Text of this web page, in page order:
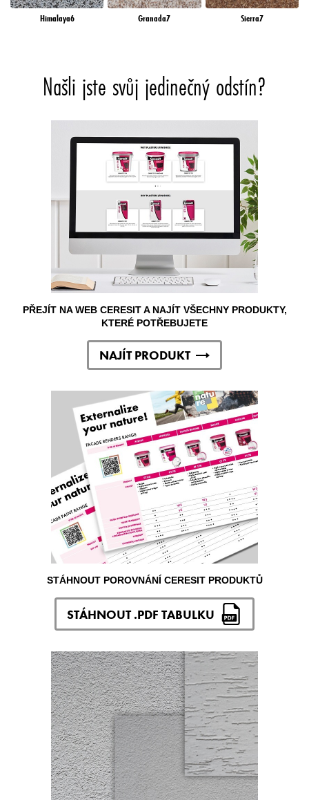
Himalaya6 Granada7 Sierra7
Našli jste svůj jedinečný odstín?
PŘEJÍT NA WEB CERESIT A NAJÍT VŠECHNY PRODUKTY,
KTERÉ POTŘEBUJETE
NAJÍT PRODUKT
STÁHNOUT POROVNÁNÍ CERESIT PRODUKTŮ
STÁHNOUT .PDF TABULKU